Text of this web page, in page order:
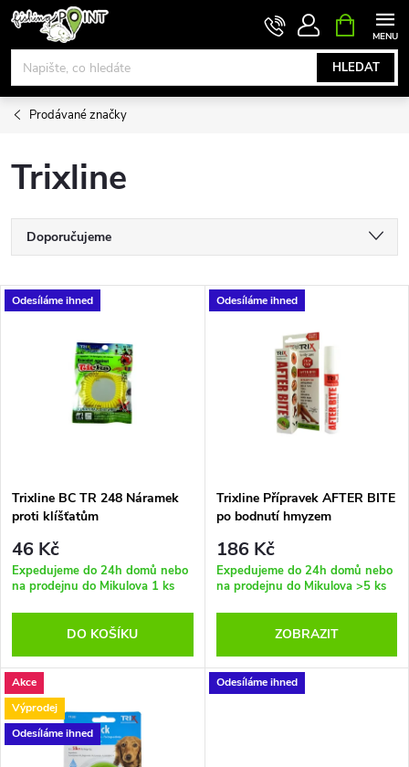
Přejít
obsah
HLEDAT
NÁKUPNÍ
KOŠÍK
Prodávané značky
Trixline
Ř
a
p
r
o
d
u
k
Doporučujeme
Nejdražší
Nejprodávanější
Abecedně
V
s
p
r
o
d
u
Odesíláme ihned
Trixline BC TR 248 Náramek
proti klíšťatům
46 Kč
Expedujeme do 24h domů nebo
na prodejnu do Mikulova 1 ks
DO KOŠÍKU
Odesíláme ihned
Trixline Přípravek AFTER BITE
po bodnutí hmyzem
186 Kč
Expedujeme do 24h domů nebo
na prodejnu do Mikulova >5 ks
ZOBRAZIT
Akce
Výprodej
Odesíláme ihned
Odesíláme ihned